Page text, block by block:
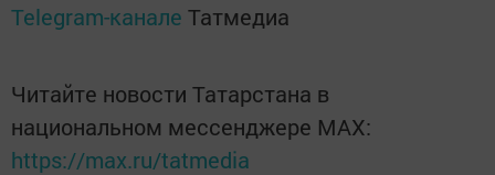
Telegram-канале Татмедиа
Читайте новости Татарстана в
национальном мессенджере MАХ:
https://max.ru/tatmedia